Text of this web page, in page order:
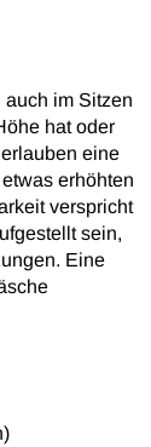
im Sitzen
hat oder
eine
erhöhten
verspricht
sein,
Eine